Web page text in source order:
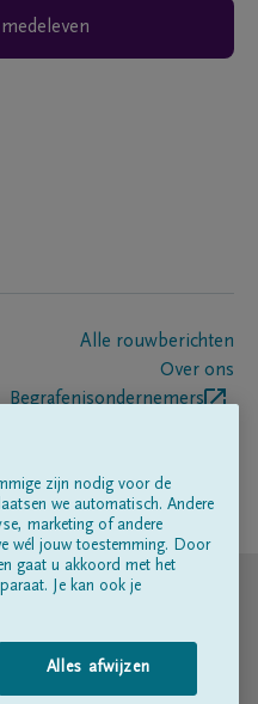
Alle rouwberichten
Over ons
Begrafenisondernemers
zijn nodig voor de
we automatisch. Andere
marketing of andere
wél jouw toestemming. Door
gaat u akkoord met het
Je kan ook je
Alles afwijzen